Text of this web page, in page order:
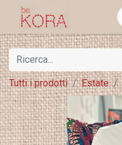
Tutti i prodotti Estate